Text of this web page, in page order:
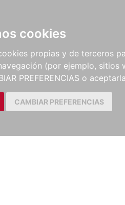
cookies
propias y de terceros
(por ejemplo, sitios
PREFERENCIAS o
CAMBIAR PREFERENCIAS
Y
PARTITURAS Y
CRÍTICAS